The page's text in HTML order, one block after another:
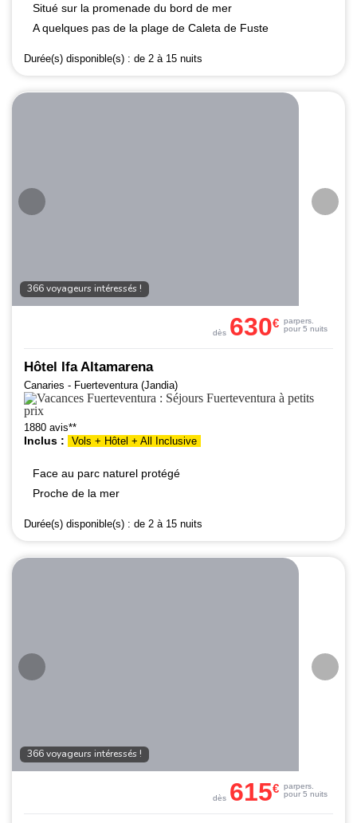
Situé sur la promenade du bord de mer
A quelques pas de la plage de Caleta de Fuste
Durée(s) disponible(s) : de 2 à 15 nuits
366 voyageurs intéressés !
Hôtel Ifa Altamarena
Canaries - Fuerteventura (Jandia)
1880 avis**
Inclus : Vols + Hôtel + All Inclusive
Face au parc naturel protégé
Proche de la mer
Durée(s) disponible(s) : de 2 à 15 nuits
dès 630€ parpers.
pour 5 nuits
366 voyageurs intéressés !
dès 615€ parpers.
pour 5 nuits